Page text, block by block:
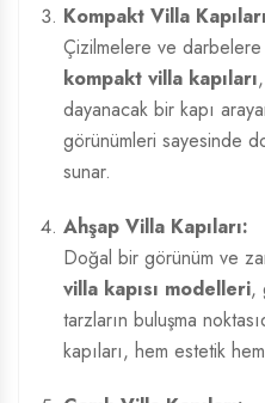
Kompakt Villa
Çizilmelere ve darbelere
kompakt villa kapıları
dayanacak bir kapı
görünümleri sayesinde
sunar.
Ahşap Villa Kapıları:
Doğal bir görünüm ve
villa kapısı modelleri,
tarzların buluşma
kapıları, hem estetik